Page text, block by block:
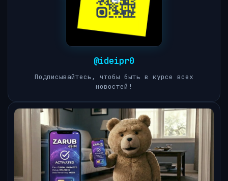
@ideipr0
Подписывайтесь, чтобы быть в курсе всех
новостей!